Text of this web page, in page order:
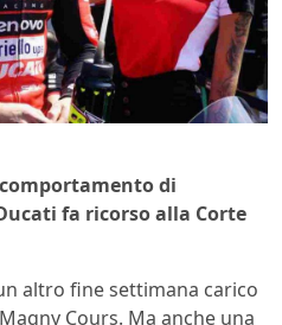
di
fa ricorso alla Corte
altro fine settimana carico
Cours. Ma anche una